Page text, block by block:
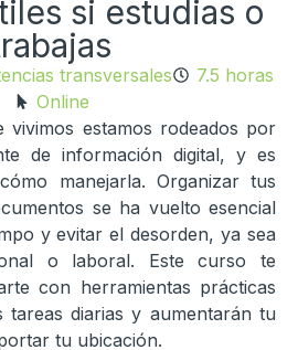
si estudias o
transversales
7.5 horas
Online
vivimos estamos rodeados por
de información digital, y es
manejarla. Organizar tus
se ha vuelto esencial
y evitar el desorden, ya sea
o laboral. Este curso te
con herramientas prácticas
tareas diarias y aumentarán tu
tu ubicación.